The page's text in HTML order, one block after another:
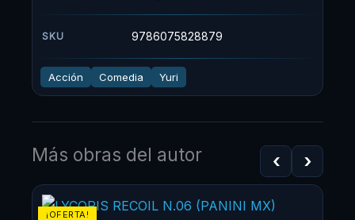
SKU 9786075828879
Acción Comedia Yuri
Más obras del autor ‹ ›
¡OFERTA!